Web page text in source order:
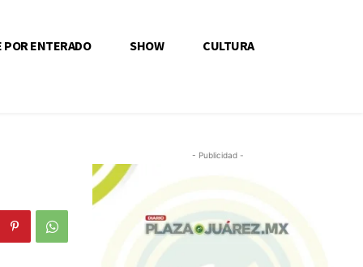
POR ENTERADO SHOW CULTURA
- Publicidad -